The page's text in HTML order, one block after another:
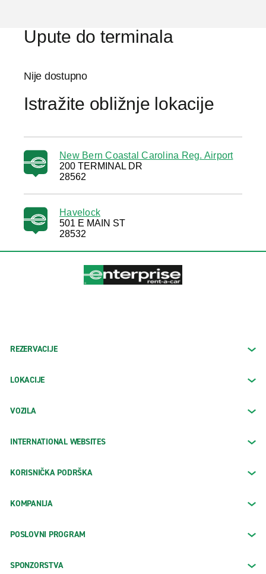
Upute do terminala
Nije dostupno
Istražite obližnje lokacije
New Bern Coastal Carolina Reg. Airport
200 TERMINAL DR
28562
Havelock
501 E MAIN ST
28532
REZERVACIJE
LOKACIJE
VOZILA
INTERNATIONAL WEBSITES
KORISNIČKA PODRŠKA
KOMPANIJA
POSLOVNI PROGRAM
SPONZORSTVA